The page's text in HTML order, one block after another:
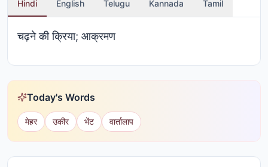
Hindi English Telugu Kannada Tamil
चढ़ने की क्रिया; आक्रमण
Today's Words
मेहर उकीर भेंट वार्तालाप